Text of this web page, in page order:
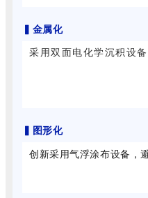
▍ 金属化
采用双面电化学沉积设
▍ 图形化
创新采用气浮涂布设备，